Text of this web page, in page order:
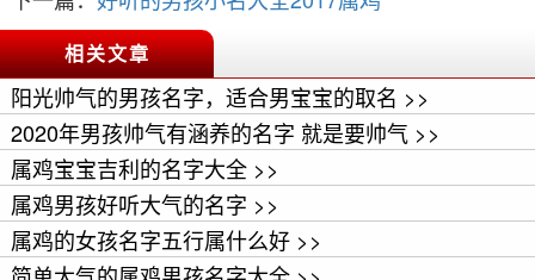
相关文章
阳光帅气的男孩名字，适合男宝宝的取名 >>
2020年男孩帅气有涵养的名字 就是要帅气 >>
属鸡宝宝吉利的名字大全 >>
属鸡男孩好听大气的名字 >>
属鸡的女孩名字五行属什么好 >>